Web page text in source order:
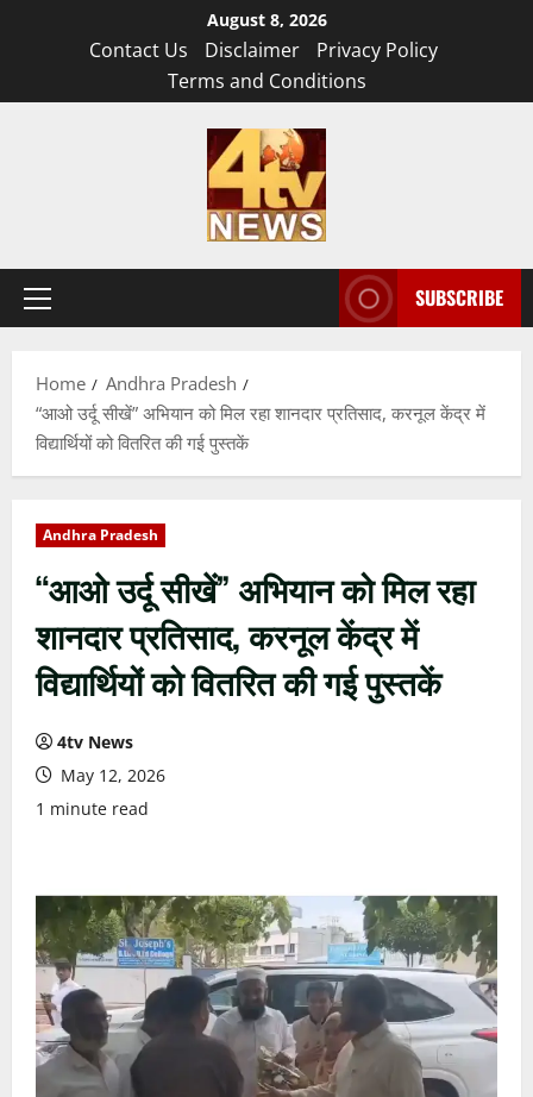
August 8, 2026
Contact Us Disclaimer
Privacy Policy
Terms and Conditions
Primary
SUBSCRIBE
Home
Andhra Pradesh
“आओ उर्दू सीखें” अभियान को मिल रहा शानदार प्रतिसाद, करनूल केंद्र में
विद्यार्थियों को वितरित की गई पुस्तकें
Andhra Pradesh
“आओ उर्दू सीखें” अभियान को मिल रहा
शानदार प्रतिसाद, करनूल केंद्र में
विद्यार्थियों को वितरित की गई पुस्तकें
4tv News
May 12, 2026
1 minute read